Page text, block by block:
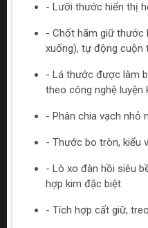
- Lưỡi thước hiển thị
- Chốt hãm giữ thước
xuống), tự động cuộn
- Lá thước được làm
theo công nghệ
- Phân chia vạch nhỏ
- Thước bo tròn, kiểu
- Lò xo đàn hồi siêu
hợp kim đặc biệt
- Tích hợp cất giữ,